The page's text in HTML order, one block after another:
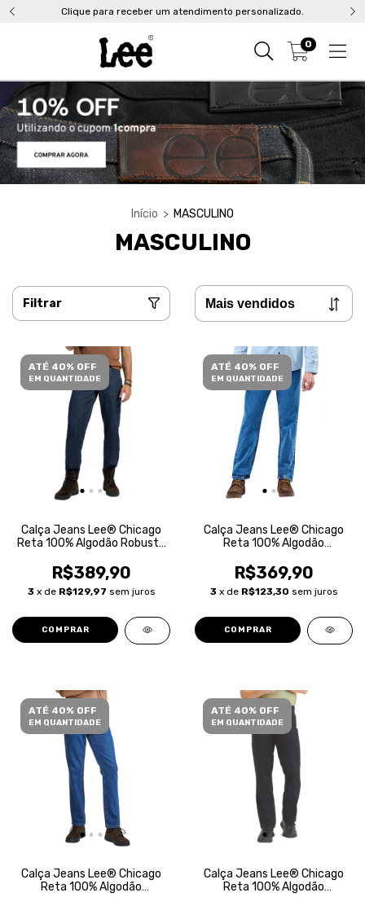
Clique para receber um atendimento personalizado.
0
Início > MASCULINO
MASCULINO
Filtrar
ATÉ 40% OFF
EM QUANTIDADE
Calça Jeans Lee® Chicago
Reta 100% Algodão Robusta
R$389,90
3 x de R$129,97 sem juros
COMPRAR
ATÉ 40% OFF
EM QUANTIDADE
Calça Jeans Lee® Chicago
Reta 100% Algodão
R$369,90
3 x de R$123,30 sem juros
COMPRAR
ATÉ 40% OFF
EM QUANTIDADE
Calça Jeans Lee® Chicago
Reta 100% Algodão
ATÉ 40% OFF
EM QUANTIDADE
Calça Jeans Lee® Chicago
Reta 100% Algodão